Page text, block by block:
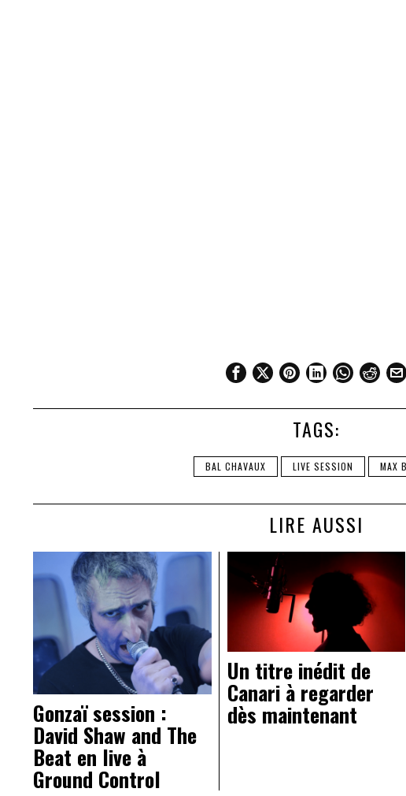
TAGS:
BAL CHAVAUX LIVE SESSION MAX
LIRE AUSSI
Gonzaï session :
David Shaw and The
Beat en live à
Ground Control
Un titre inédit de
Canari à regarder
dès maintenant